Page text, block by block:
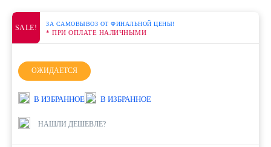
SALE! ЗА САМОВЫВОЗ ОТ ФИНАЛЬНОЙ ЦЕНЫ!
* ПРИ ОПЛАТЕ НАЛИЧНЫМИ
ОЖИДАЕТСЯ
В ИЗБРАННОЕ В ИЗБРАННОЕ
НАШЛИ ДЕШЕВЛЕ?